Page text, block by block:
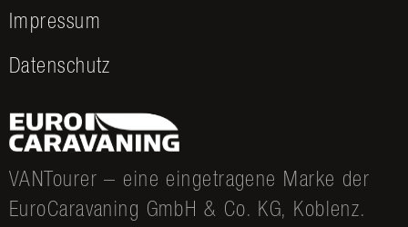
Impressum
Datenschutz
VANTourer – eine eingetragene Marke der
EuroCaravaning GmbH & Co. KG, Koblenz.